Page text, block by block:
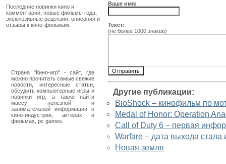
Последние новинки кино и
комментарии, новые фильмы года,
эксклюзивные рецензии, описания и
отзывы к кино-фильмам.
Страна "Кино-игр" - сайт, где
можно прочитать самые свежие
новости, интересные статьи,
обсудить компьютерные игры и
новинки игр, а также найти
массу полезной и
занимательной информации о
кино-индустрии, актерах и
фильмах, pc games.
Ваше имя:
Текст:
(не более 1000 знаков)
Другие публикации:
BioShock – кинофильм по
Medal of Honor: Operation
Call of Duty 6 – первая
Warfare – дата выхода стала
Новая земля